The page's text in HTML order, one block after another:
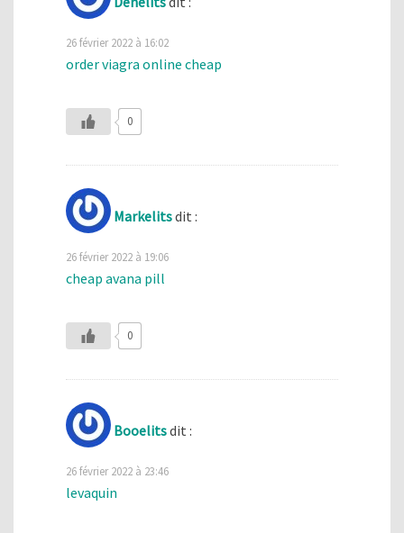
26 février 2022 à 16:02
order viagra online cheap
0
Markelitsdit :
26 février 2022 à 19:06
cheap avana pill
0
Booelitsdit :
26 février 2022 à 23:46
levaquin